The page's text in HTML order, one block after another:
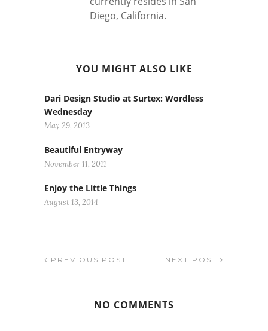
Diego, California.
YOU MIGHT ALSO LIKE
Dari Design Studio at Surtex: Wordless
Wednesday
May 29, 2013
Beautiful Entryway
November 11, 2011
Enjoy the Little Things
August 13, 2014
PREVIOUS POST NEXT POST
NO COMMENTS